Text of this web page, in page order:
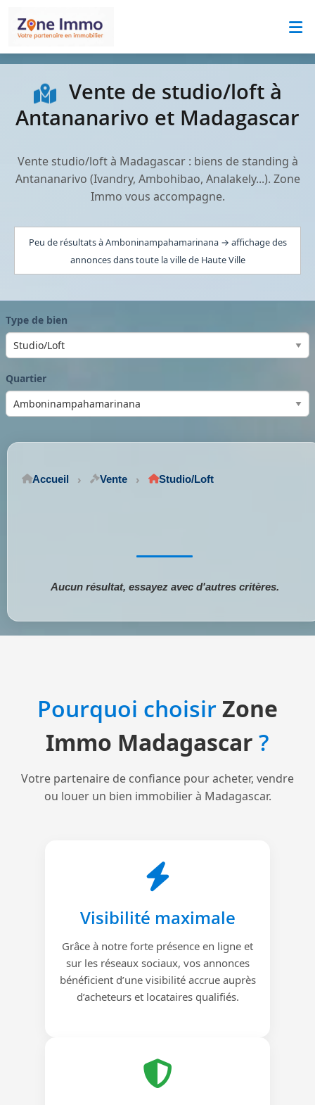
Vente de studio/loft à
Antananarivo et Madagascar
Vente studio/loft à Madagascar : biens de standing à
Antananarivo (Ivandry, Ambohibao, Analakely...). Zone
Immo vous accompagne.
Peu de résultats à Amboninampahamarinana → affichage des
annonces dans toute la ville de Haute Ville
Type de bien
Quartier
Accueil Vente Studio/Loft
Aucun résultat, essayez avec d'autres critères.
Pourquoi choisirZone
Immo Madagascar ?
Votre partenaire de confiance pour acheter, vendre
ou louer un bien immobilier à Madagascar.
Visibilité maximale
Grâce à notre forte présence en ligne et
sur les réseaux sociaux, vos annonces
bénéficient d’une visibilité accrue auprès
d’acheteurs et locataires qualifiés.